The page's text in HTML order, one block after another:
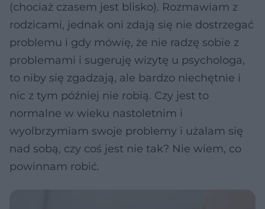
(chociaż czasem jest blisko). Rozmawiam z
rodzicami, jednak oni zdają się nie dostrzegać
problemu i gdy mówię, że nie radzę sobie z
problemami i sugeruję wizytę u psychologa,
to niby się zgadzają, ale bardzo niechętnie i
nic z tym później nie robią. Czy jest to
normalne w wieku nastoletnim i
wyolbrzymiam swoje problemy i użalam się
nad sobą, czy coś jest nie tak? Nie wiem, co
powinnam robić.